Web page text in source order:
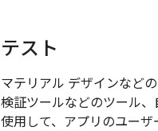
テスト
マテリアル デザインなど
検証ツールなどのツール
使用して、アプリのユー